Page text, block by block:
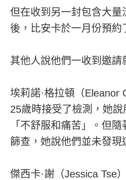
但在收到另一封包含大量
後，比安卡於一月份預約
其他人說他們一收到邀請
埃莉諾·格拉頓（Eleanor
25歲時接受了檢測，她
「不舒服和痛苦」。但
篩查，她說他們並未發現
傑西卡·謝（Jessica Tse